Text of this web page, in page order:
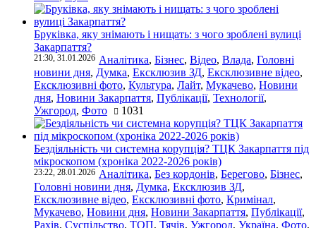
Бруківка, яку знімають і нищать: з чого зроблені вулиці
Закарпаття?
21:30, 31.01.2026 Аналітика, Бізнес, Відео, Влада, Головні
новини дня, Думка, Ексклюзив ЗД, Ексклюзивне відео,
Ексклюзивні фото, Культура, Лайт, Мукачево, Новини
дня, Новини Закарпаття, Публікації, Технології,
Ужгород, Фото 1031
Бездіяльність чи системна корупція? ТЦК Закарпаття під
мікроскопом (хроніка 2022-2026 років)
23:22, 28.01.2026 Аналітика, Без кордонів, Берегово, Бізнес,
Головні новини дня, Думка, Ексклюзив ЗД,
Ексклюзивне відео, Ексклюзивні фото, Кримінал,
Мукачево, Новини дня, Новини Закарпаття, Публікації,
Рахів, Суспільство, ТОП, Тячів, Ужгород, Україна, Фото,